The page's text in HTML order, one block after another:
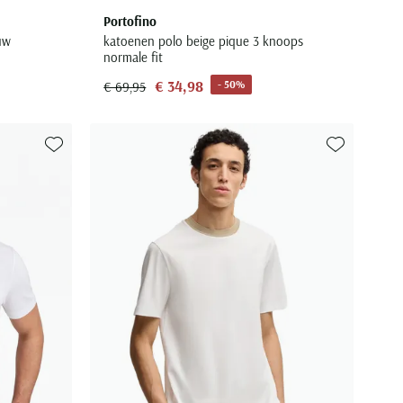
Portofino
katoenen polo beige pique 3 knoops
normale fit
€ 69,95 € 34,98 - 50%